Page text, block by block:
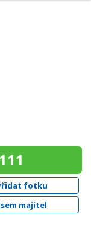
fotku
majitel